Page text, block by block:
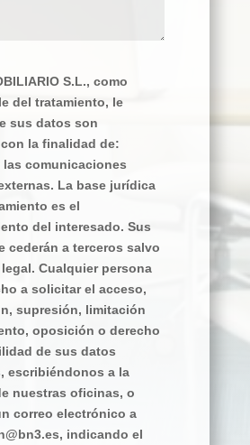
S.L., como
del tratamiento, le
sus datos son
la finalidad de:
las comunicaciones
La base jurídica
es el
del interesado. Sus
cederán a terceros salvo
Cualquier persona
a solicitar el acceso,
supresión, limitación
oposición o derecho
de sus datos
escribiéndonos a la
nuestras oficinas, o
correo electrónico a
indicando el